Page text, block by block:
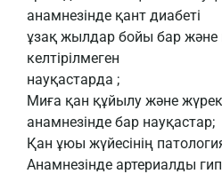
анамнезінде қант диабеті
ұзақ жылдар бойы бар және
келтірілмеген
науқастарда ;
Миға қан құйылу және
анамнезінде бар науқастар;
Қан ұюы жүйесінің
Анамнезінде артериалды